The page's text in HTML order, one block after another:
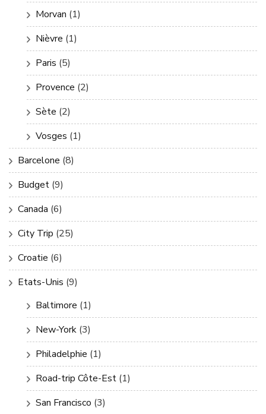
Morvan (1)
Nièvre (1)
Paris (5)
Provence (2)
Sète (2)
Vosges (1)
Barcelone (8)
Budget (9)
Canada (6)
City Trip (25)
Croatie (6)
Etats-Unis (9)
Baltimore (1)
New-York (3)
Philadelphie (1)
Road-trip Côte-Est (1)
San Francisco (3)